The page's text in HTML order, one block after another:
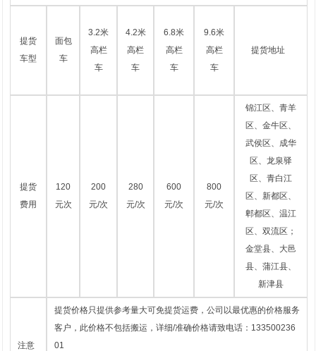
提货
车型
面包
车
3.2米
高栏
车
4.2米
高栏
车
6.8米
高栏
车
9.6米
高栏
车
提货地址
提货
费用
120
元次
200
元/次
280
元/次
600
元/次
800
元/次
锦江区、青羊
区、金牛区、
武侯区、成华
区、龙泉驿
区、青白江
区、新都区、
郫都区、温江
区、双流区；
金堂县、大邑
县、蒲江县、
新津县
注意
提货价格只提供参考量大可免提货运费，公司以最优惠的价格服务
客户，此价格不包括搬运，详细/准确价格请致电话：133500236
01